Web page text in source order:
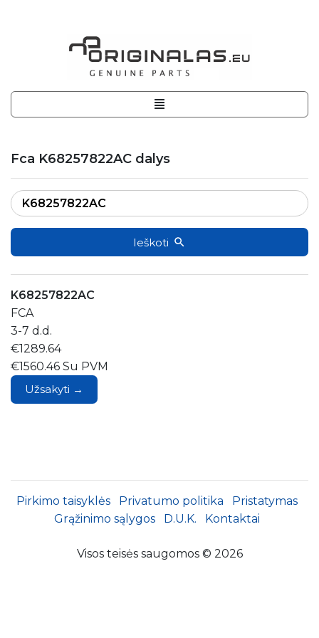
Fca K68257822AC dalys
Ieškoti
K68257822AC
FCA
3-7 d.d.
€1289.64
€1560.46 Su PVM
Užsakyti →
Pirkimo taisyklės Privatumo politika
Pristatymas
Grąžinimo sąlygos
D.U.K. Kontaktai
Visos teisės saugomos © 2026